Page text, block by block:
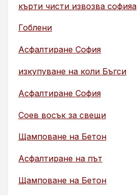
кърти чисти извозва софияа
Гоблени
Асфалтиране София
изкупуване на коли Бъгси
Асфалтиране София
Соев восък за свещи
Щамповане на Бетон
Асфалтиране на път
Щамповане на Бетон